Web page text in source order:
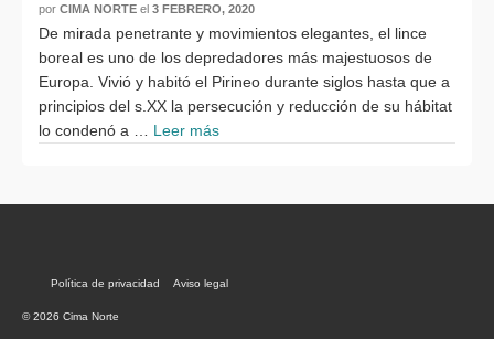
por CIMA NORTE el 3 FEBRERO, 2020
De mirada penetrante y movimientos elegantes, el lince
boreal es uno de los depredadores más majestuosos de
Europa. Vivió y habitó el Pirineo durante siglos hasta que a
principios del s.XX la persecución y reducción de su hábitat
lo condenó a … Leer más
Política de privacidad Aviso legal
© 2026 Cima Norte